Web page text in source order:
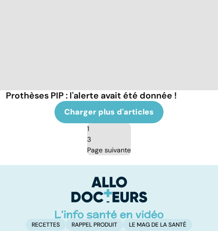
Prothèses PIP : l'alerte avait été donnée !
Charger plus d'articles
1
3
Page suivante
RECETTES RAPPEL PRODUIT LE MAG DE LA SANTÉ